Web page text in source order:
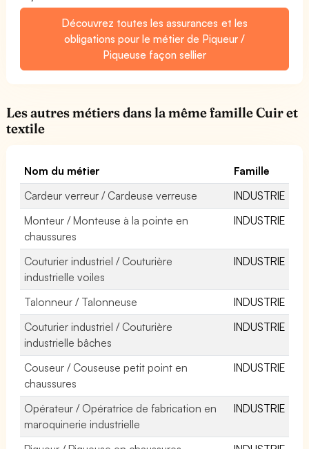
Découvrez toutes les assurances et les
obligations pour le métier de Piqueur /
Piqueuse façon sellier
Les autres métiers dans la même famille Cuir et
textile
Nom du métier
Famille
Cardeur verreur / Cardeuse verreuse
INDUSTRIE
Monteur / Monteuse à la pointe en
chaussures
INDUSTRIE
Couturier industriel / Couturière
industrielle voiles
INDUSTRIE
Talonneur / Talonneuse
INDUSTRIE
Couturier industriel / Couturière
industrielle bâches
INDUSTRIE
Couseur / Couseuse petit point en
chaussures
INDUSTRIE
Opérateur / Opératrice de fabrication en
maroquinerie industrielle
INDUSTRIE